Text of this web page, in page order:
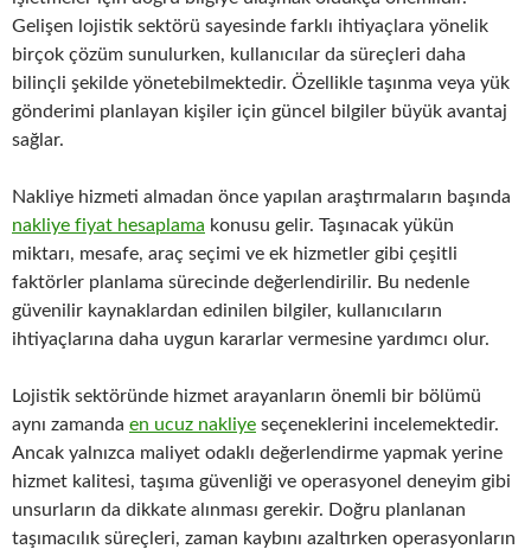
Gelişen lojistik sektörü sayesinde farklı ihtiyaçlara yönelik
birçok çözüm sunulurken, kullanıcılar da süreçleri daha
bilinçli şekilde yönetebilmektedir. Özellikle taşınma veya yük
gönderimi planlayan kişiler için güncel bilgiler büyük avantaj
sağlar.
Nakliye hizmeti almadan önce yapılan araştırmaların başında
nakliye fiyat hesaplama konusu gelir. Taşınacak yükün
miktarı, mesafe, araç seçimi ve ek hizmetler gibi çeşitli
faktörler planlama sürecinde değerlendirilir. Bu nedenle
güvenilir kaynaklardan edinilen bilgiler, kullanıcıların
ihtiyaçlarına daha uygun kararlar vermesine yardımcı olur.
Lojistik sektöründe hizmet arayanların önemli bir bölümü
aynı zamanda en ucuz nakliye seçeneklerini incelemektedir.
Ancak yalnızca maliyet odaklı değerlendirme yapmak yerine
hizmet kalitesi, taşıma güvenliği ve operasyonel deneyim gibi
unsurların da dikkate alınması gerekir. Doğru planlanan
taşımacılık süreçleri, zaman kaybını azaltırken operasyonların